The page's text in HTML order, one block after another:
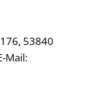
53840
Mail: